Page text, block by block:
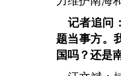
记者追问
题当事方。
国吗？还是